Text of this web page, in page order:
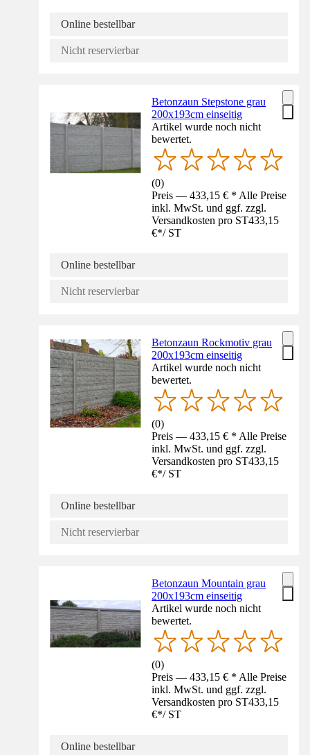
Online bestellbar
Nicht reservierbar
Betonzaun Stepstone grau
200x193cm einseitig
Artikel wurde noch nicht
bewertet.
(0)
Preis — 433,15 € * Alle Preise
inkl. MwSt. und ggf. zzgl.
Versandkosten pro ST433,15
€*/ ST
Online bestellbar
Nicht reservierbar
Betonzaun Rockmotiv grau
200x193cm einseitig
Artikel wurde noch nicht
bewertet.
(0)
Preis — 433,15 € * Alle Preise
inkl. MwSt. und ggf. zzgl.
Versandkosten pro ST433,15
€*/ ST
Online bestellbar
Nicht reservierbar
Betonzaun Mountain grau
200x193cm einseitig
Artikel wurde noch nicht
bewertet.
(0)
Preis — 433,15 € * Alle Preise
inkl. MwSt. und ggf. zzgl.
Versandkosten pro ST433,15
€*/ ST
Online bestellbar